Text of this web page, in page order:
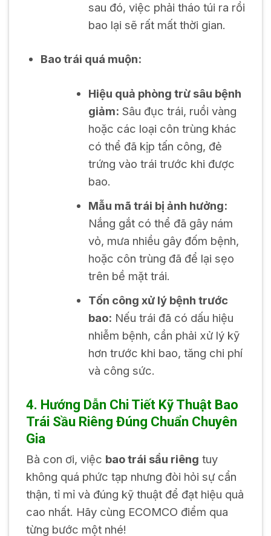
sau đó, việc phải tháo túi ra rồi
bao lại sẽ rất mất thời gian.
Bao trái quá muộn:
Hiệu quả phòng trừ sâu bệnh
giảm: Sâu đục trái, ruồi vàng
hoặc các loại côn trùng khác
có thể đã kịp tấn công, đẻ
trứng vào trái trước khi được
bao.
Mẫu mã trái bị ảnh hưởng:
Nắng gắt có thể đã gây nám
vỏ, mưa nhiều gây đốm bệnh,
hoặc côn trùng đã để lại sẹo
trên bề mặt trái.
Tốn công xử lý bệnh trước
bao: Nếu trái đã có dấu hiệu
nhiễm bệnh, cần phải xử lý kỹ
hơn trước khi bao, tăng chi phí
và công sức.
4. Hướng Dẫn Chi Tiết Kỹ Thuật Bao
Trái Sầu Riêng Đúng Chuẩn Chuyên
Gia
Bà con ơi, việc bao trái sầu riêng tuy
không quá phức tạp nhưng đòi hỏi sự cẩn
thận, tỉ mỉ và đúng kỹ thuật để đạt hiệu quả
cao nhất. Hãy cùng ECOMCO điểm qua
từng bước một nhé!